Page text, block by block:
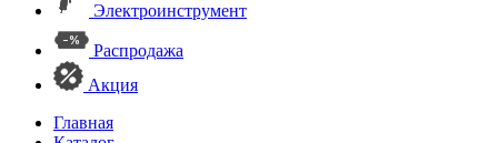
Электроинструмент
Распродажа
Акция
Главная